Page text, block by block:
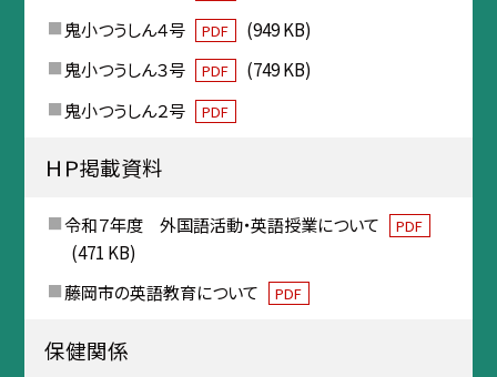
鬼小つうしん４号
PDF
(949 KB)
鬼小つうしん３号
PDF
(749 KB)
鬼小つうしん２号
PDF
ＨＰ掲載資料
令和７年度 外国語活動・英語授業について PDF
(471 KB)
藤岡市の英語教育について
PDF
保健関係